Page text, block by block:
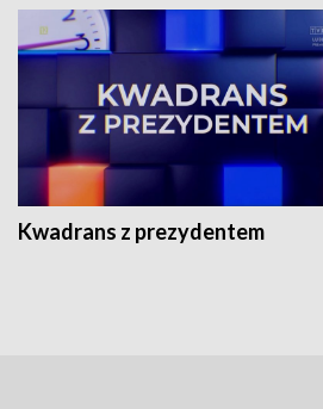
Kwadrans z prezydentem